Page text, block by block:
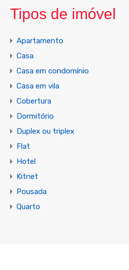
Tipos de imóvel
Apartamento
Casa
Casa em condomínio
Casa em vila
Cobertura
Dormitório
Duplex ou triplex
Flat
Hotel
Kitnet
Pousada
Quarto